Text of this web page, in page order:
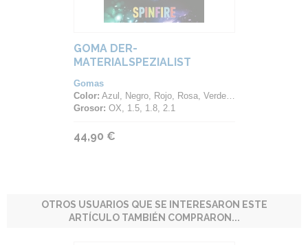
GOMA DER-
MATERIALSPEZIALIST
Gomas
Color: Azul, Negro, Rojo, Rosa, Verde, Violeta
Grosor: OX, 1.5, 1.8, 2.1
44,90 €
OTROS USUARIOS QUE SE INTERESARON ESTE
ARTÍCULO TAMBIÉN COMPRARON...